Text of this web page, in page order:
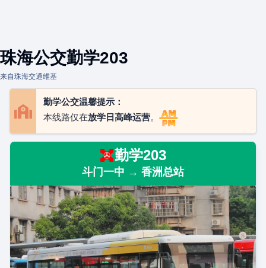
珠海公交勤学203
来自珠海交通维基
勤学公交温馨提示：
本线路仅在放学日高峰运营。
勤学203
斗门一中 → 香洲总站